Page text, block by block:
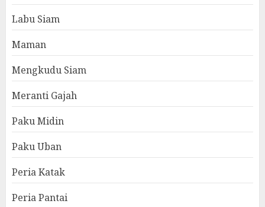
Labu Siam
Maman
Mengkudu Siam
Meranti Gajah
Paku Midin
Paku Uban
Peria Katak
Peria Pantai